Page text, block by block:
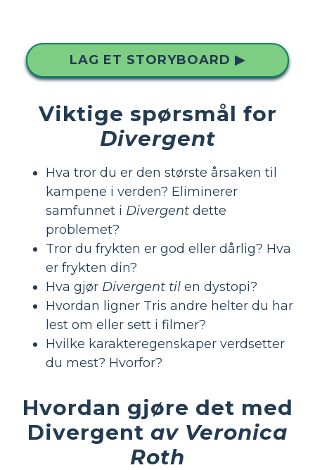
LAG ET STORYBOARD ▶
Viktige spørsmål for
Divergent
Hva tror du er den største årsaken til
kampene i verden? Eliminerer
samfunnet i Divergent dette
problemet?
Tror du frykten er god eller dårlig? Hva
er frykten din?
Hva gjør Divergent til en dystopi?
Hvordan ligner Tris andre helter du har
lest om eller sett i filmer?
Hvilke karakteregenskaper verdsetter
du mest? Hvorfor?
Hvordan gjøre det med
Divergent av Veronica
Roth